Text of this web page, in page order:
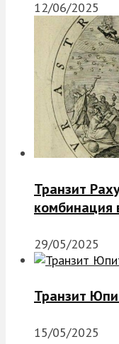
12/06/2025
Транзит
комбинация
29/05/2025
Транзит
15/05/2025